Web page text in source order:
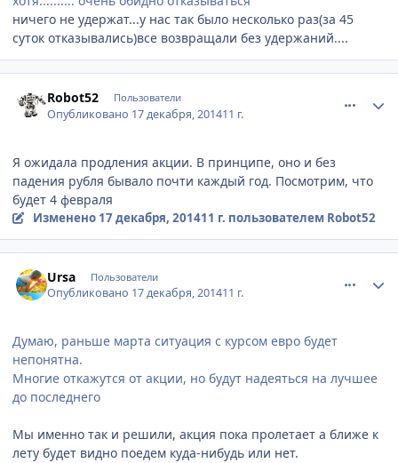
ничего не удержат...у нас так было несколько раз(за 45
суток отказывались)все возвращали без удержаний....
Robot52 Пользователи
Опубликовано 17 декабря, 201411 г.
Я ожидала продления акции. В принципе, оно и без
падения рубля бывало почти каждый год. Посмотрим, что
будет 4 февраля
Изменено 17 декабря, 201411 г. пользователем Robot52
Ursa Пользователи
Опубликовано 17 декабря, 201411 г.
Думаю, раньше марта ситуация с курсом евро будет
непонятна.
Многие откажутся от акции, но будут надеяться на лучшее
до последнего
Мы именно так и решили, акция пока пролетает а ближе к
лету будет видно поедем куда-нибудь или нет.